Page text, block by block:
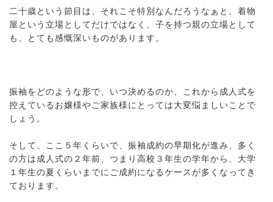
二十歳という節目は、それこそ特別なんだろうなぁと、着物
屋という立場としてだけではなく、子を持つ親の立場として
も、とても感慨深いものがあります。
振袖をどのような形で、いつ決めるのか、これから成人式を
控えているお嬢様やご家族様にとっては大変悩ましいことで
しょう。
そして、ここ５年くらいで、振袖成約の早期化が進み、多く
の方は成人式の２年前、つまり高校３年生の学年から、大学
１年生の夏くらいまでにご成約になるケースが多くなってき
ております。